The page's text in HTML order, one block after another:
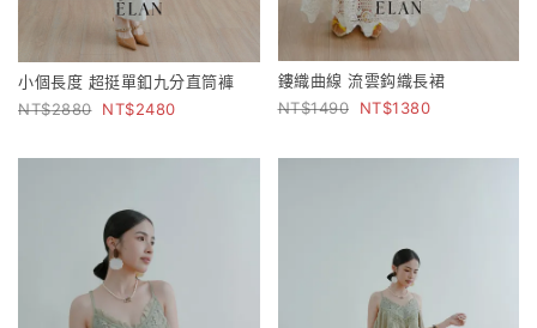
小個長度 超挺單釦九分直筒褲
2880
2480
鏤織曲線 流雲鈎織長裙
1490
1380